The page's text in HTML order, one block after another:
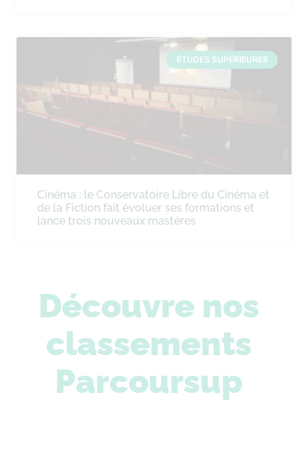
ÉTUDES SUPÉRIEURES
Cinéma : le Conservatoire Libre du Cinéma et
de la Fiction fait évoluer ses formations et
lance trois nouveaux mastères
Découvre nos
classements
Parcoursup